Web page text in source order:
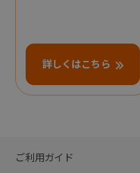
詳しくはこちら
ご利用ガイド